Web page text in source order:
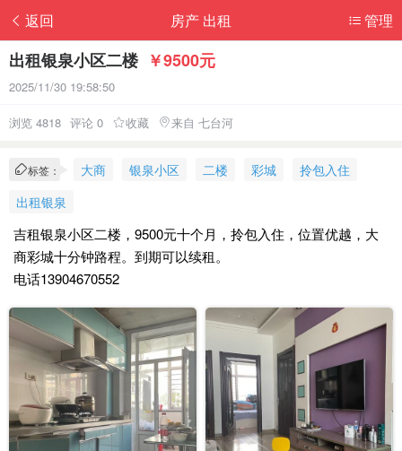
返回 管理
房产 出租
出租银泉小区二楼 ￥9500元
2025/11/30 19:58:50
浏览 4818 评论 0 收藏 来自 七台河
标签： 大商 银泉小区 二楼 彩城
拎包入住
出租银泉
吉租银泉小区二楼，9500元十个月，拎包入住，位置优越，大
商彩城十分钟路程。到期可以续租。
电话13904670552